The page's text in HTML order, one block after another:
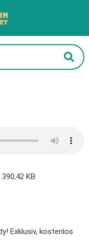
390,42 KB
Exklusiv, kostenlos